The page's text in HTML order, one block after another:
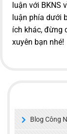
luận với BKNS
luận phía dưới
ích khác, đừng
xuyên bạn nhé!
Blog Công